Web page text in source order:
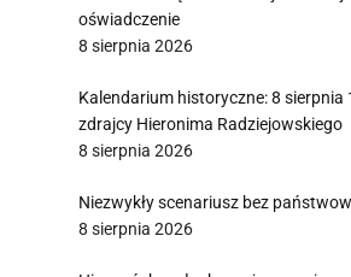
oświadczenie
8 sierpnia 2026
Kalendarium historyczne: 8 sierpnia
zdrajcy Hieronima Radziejowskiego
8 sierpnia 2026
Niezwykły scenariusz bez
8 sierpnia 2026